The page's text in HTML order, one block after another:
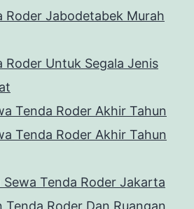
Roder Jabodetabek Murah
Roder Untuk Segala Jenis
Tenda Roder Akhir Tahun
Tenda Roder Akhir Tahun
Tenda Roder Jakarta
Tenda Roder Dan Ruangan